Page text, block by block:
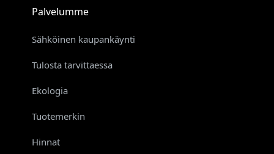
Palvelumme
Sähköinen kaupankäynti
Tulosta tarvittaessa
Ekologia
Tuotemerkin
Hinnat